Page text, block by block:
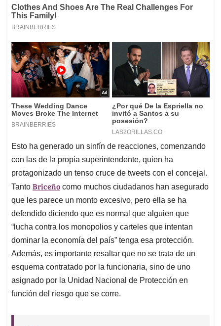
Esto ha generado un sinfín de reacciones, comenzando
con las de la propia superintendente, quien ha
protagonizado un tenso cruce de tweets con el concejal.
Tanto Briceño como muchos ciudadanos han asegurado
que les parece un monto excesivo, pero ella se ha
defendido diciendo que es normal que alguien que
“lucha contra los monopolios y carteles que intentan
dominar la economía del país” tenga esa protección.
Además, es importante resaltar que no se trata de un
esquema contratado por la funcionaria, sino de uno
asignado por la Unidad Nacional de Protección en
función del riesgo que se corre.